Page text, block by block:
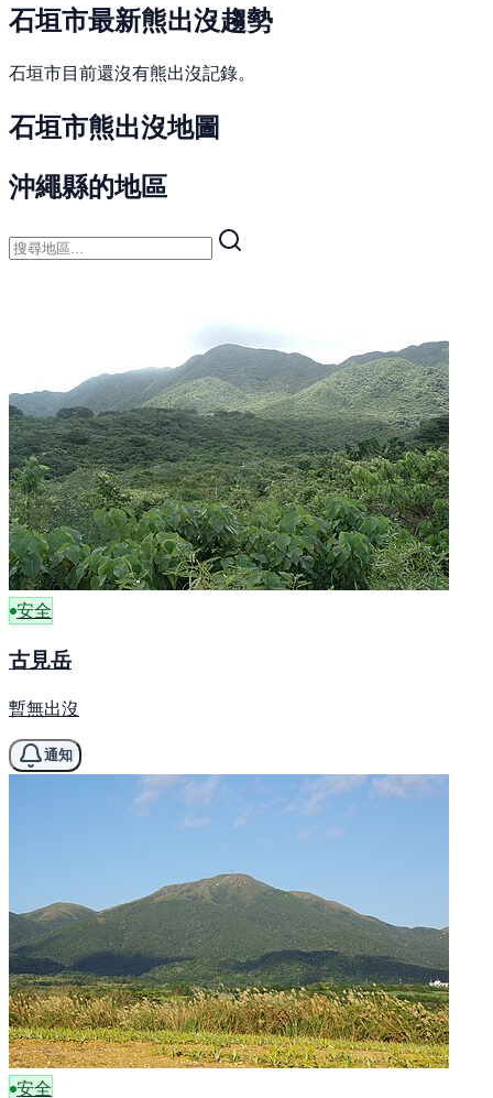
石垣市最新熊出沒趨勢
石垣市目前還沒有熊出沒記錄。
石垣市熊出沒地圖
沖繩縣的地區
安全
古見岳
暫無出沒
通知
安全